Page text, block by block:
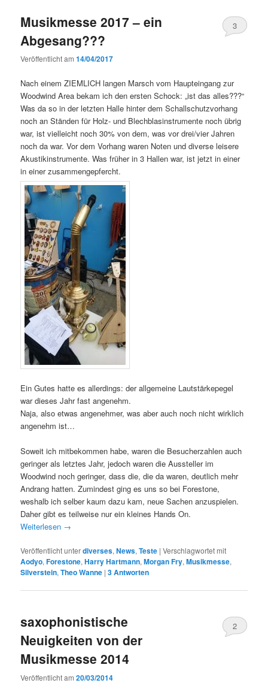
Musikmesse 2017 – ein
Abgesang???
Veröffentlicht am14/04/2017
3
Nach einem ZIEMLICH langen Marsch vom Haupteingang zur
Woodwind Area bekam ich den ersten Schock: „ist das alles???“
Was da so in der letzten Halle hinter dem Schallschutzvorhang
noch an Ständen für Holz- und Blechblasinstrumente noch übrig
war, ist vielleicht noch 30% von dem, was vor drei/vier Jahren
noch da war. Vor dem Vorhang waren Noten und diverse leisere
Akustikinstrumente. Was früher in 3 Hallen war, ist jetzt in einer
in einer zusammengepfercht.
Ein Gutes hatte es allerdings: der allgemeine Lautstärkepegel
war dieses Jahr fast angenehm.
Naja, also etwas angenehmer, was aber auch noch nicht wirklich
angenehm ist…
Soweit ich mitbekommen habe, waren die Besucherzahlen auch
geringer als letztes Jahr, jedoch waren die Aussteller im
Woodwind noch geringer, dass die, die da waren, deutlich mehr
Andrang hatten. Zumindest ging es uns so bei Forestone,
weshalb ich selber kaum dazu kam, neue Sachen anzuspielen.
Daher gibt es teilweise nur ein kleines Hands On.
Weiterlesen →
Veröffentlicht unterdiverses,News,Teste |Verschlagwortet mit
Aodyo,Forestone,Harry Hartmann,Morgan Fry,Musikmesse,
Silverstein,Theo Wanne |3Antworten
saxophonistische
Neuigkeiten von der
Musikmesse 2014
Veröffentlicht am20/03/2014
2